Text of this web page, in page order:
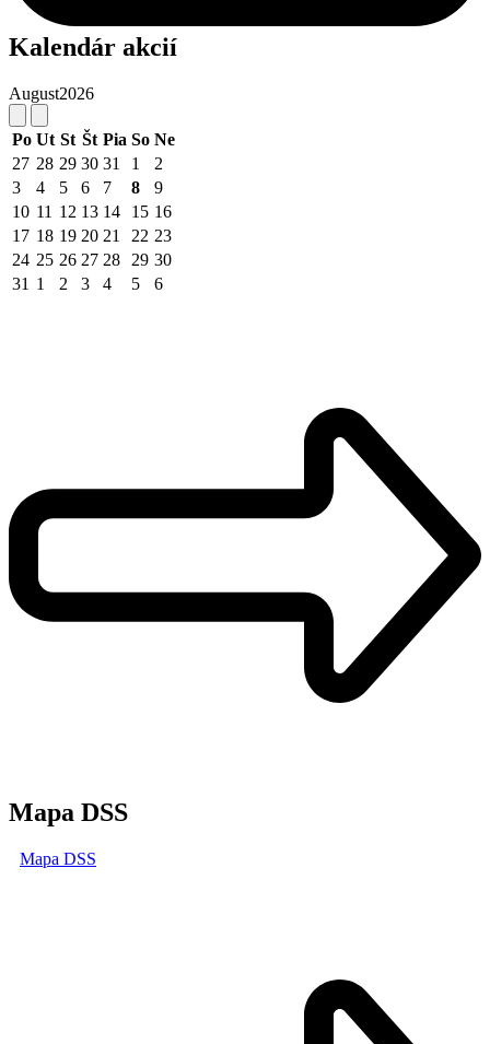
Kalendár akcií
August2026
Po Ut St Št Pia So Ne
27 28 29 30 31 1
2
3
4 5 6 7 8
9
10 11 12 13 14 15 16
17 18 19 20 21 22 23
24 25 26 27 28 29 30
31 1 2 3 4 5 6
Mapa DSS
Mapa DSS